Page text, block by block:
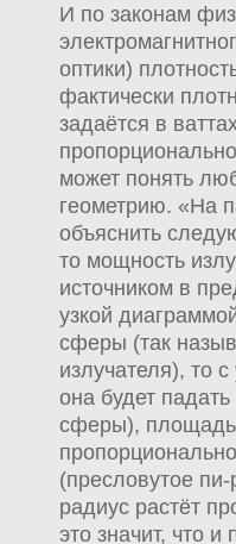
И по законам
оптики)
фактически
задаётся в
может понять
геометрию. «На
объяснить
то мощность
источником в
узкой
сферы (так
излучателя), то
она будет
сферы), площадь
(пресловутое
радиус растёт
это значит, что